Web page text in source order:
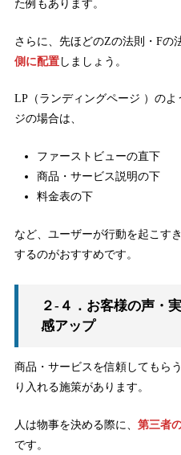
た例もあります。
さらに、先ほどのZの法則・Fの
側に配置しましょう。
LP（ランディングページ ）の
ジの場合は、
ファーストビューの直下
商品・サービス説明の下
料金表の下
など、ユーザーが行動を起こす
するのがおすすめです。
２-４．お客様の声・
感アップ
商品・サービスを信頼してもら
り入れる施策があります。
人は物事を決める際に、 第三者
です。